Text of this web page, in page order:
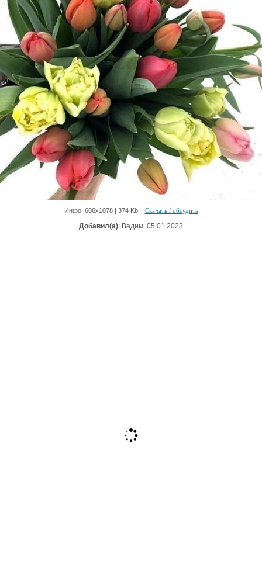
Инфо: 606х1078 | 374 Kb Скачать / обсудить
Добавил(а): Вадим. 05.01.2023